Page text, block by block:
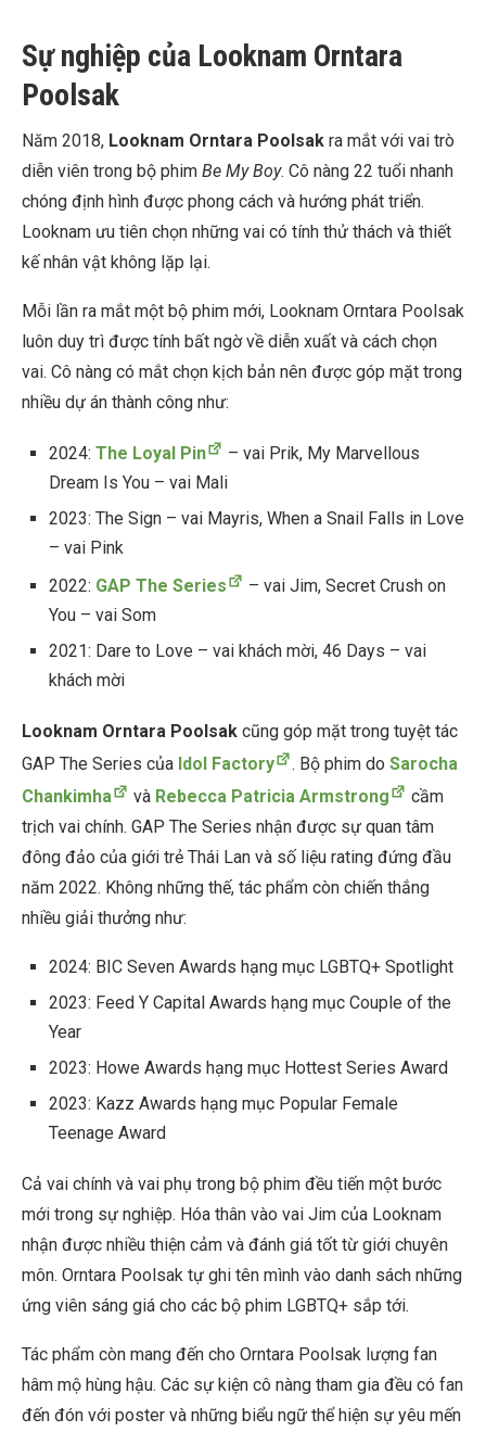
Sự nghiệp của Looknam Orntara
Poolsak
Năm 2018, Looknam Orntara Poolsak ra mắt với vai trò
diễn viên trong bộ phim Be My Boy. Cô nàng 22 tuổi nhanh
chóng định hình được phong cách và hướng phát triển.
Looknam ưu tiên chọn những vai có tính thử thách và thiết
kế nhân vật không lặp lại.
Mỗi lần ra mắt một bộ phim mới, Looknam Orntara Poolsak
luôn duy trì được tính bất ngờ về diễn xuất và cách chọn
vai. Cô nàng có mắt chọn kịch bản nên được góp mặt trong
nhiều dự án thành công như:
2024: The Loyal Pin
– vai Prik, My Marvellous
Dream Is You – vai Mali
2023: The Sign – vai Mayris, When a Snail Falls in Love
– vai Pink
2022: GAP The Series
– vai Jim, Secret Crush on
You – vai Som
2021: Dare to Love – vai khách mời, 46 Days – vai
khách mời
Looknam Orntara Poolsak cũng góp mặt trong tuyệt tác
GAP The Series của Idol Factory . Bộ phim do Sarocha
Chankimha
và Rebecca Patricia Armstrong
cầm
trịch vai chính. GAP The Series nhận được sự quan tâm
đông đảo của giới trẻ Thái Lan và số liệu rating đứng đầu
năm 2022. Không những thế, tác phẩm còn chiến thắng
nhiều giải thưởng như:
2024: BIC Seven Awards hạng mục LGBTQ+ Spotlight
2023: Feed Y Capital Awards hạng mục Couple of the
Year
2023: Howe Awards hạng mục Hottest Series Award
2023: Kazz Awards hạng mục Popular Female
Teenage Award
Cả vai chính và vai phụ trong bộ phim đều tiến một bước
mới trong sự nghiệp. Hóa thân vào vai Jim của Looknam
nhận được nhiều thiện cảm và đánh giá tốt từ giới chuyên
môn. Orntara Poolsak tự ghi tên mình vào danh sách những
ứng viên sáng giá cho các bộ phim LGBTQ+ sắp tới.
Tác phẩm còn mang đến cho Orntara Poolsak lượng fan
hâm mộ hùng hậu. Các sự kiện cô nàng tham gia đều có fan
đến đón với poster và những biểu ngữ thể hiện sự yêu mến